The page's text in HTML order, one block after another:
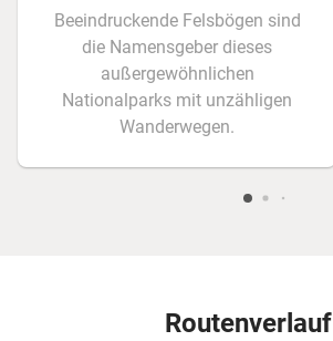
Beeindruckende Felsbögen sind
die Namensgeber dieses
außergewöhnlichen
Nationalparks mit unzähligen
Wanderwegen.
Routenverlauf